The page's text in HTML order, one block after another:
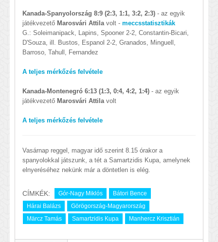
Kanada-Spanyolország 8:9 (2:3, 1:1, 3:2, 2:3) - az egyik
játékvezető Marosvári Attilavolt - meccsstatisztikák
G.: Soleimanipack, Lapins, Spooner 2-2, Constantin-Bicari,
D'Souza, ill. Bustos, Espanol 2-2, Granados, Minguell,
Barroso, Tahull, Fernandez
A teljes mérkőzés felvétele
Kanada-Montenegró 6:13 (1:3, 0:4, 4:2, 1:4) - az egyik
játékvezető Marosvári Attilavolt
A teljes mérkőzés felvétele
Vasárnap reggel, magyar idő szerint 8.15 órakor a
spanyolokkal játszunk, a tét a Samartzidis Kupa, amelynek
elnyeréséhez nekünk már a döntetlen is elég.
CÍMKÉK: Gór-Nagy Miklós
Bátori Bence
Hárai Balázs
Görögország-Magyarország
Märcz Tamás
Samartzidis Kupa Manhercz Krisztián